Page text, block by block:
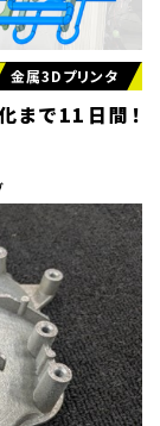
金属3Dプリンタ
まで11日間！